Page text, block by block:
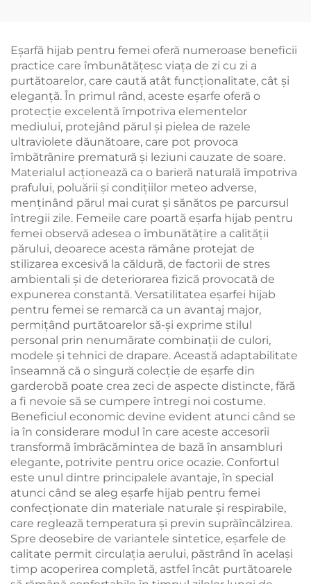
Eșarfă hijab pentru femei oferă numeroase beneficii
practice care îmbunătățesc viața de zi cu zi a
purtătoarelor, care caută atât funcționalitate, cât și
eleganță. În primul rând, aceste eșarfe oferă o
protecție excelentă împotriva elementelor
mediului, protejând părul și pielea de razele
ultraviolete dăunătoare, care pot provoca
îmbătrânire prematură și leziuni cauzate de soare.
Materialul acționează ca o barieră naturală împotriva
prafului, poluării și condițiilor meteo adverse,
menținând părul mai curat și sănătos pe parcursul
întregii zile. Femeile care poartă eșarfa hijab pentru
femei observă adesea o îmbunătățire a calității
părului, deoarece acesta rămâne protejat de
stilizarea excesivă la căldură, de factorii de stres
ambientali și de deteriorarea fizică provocată de
expunerea constantă. Versatilitatea eșarfei hijab
pentru femei se remarcă ca un avantaj major,
permițând purtătoarelor să-și exprime stilul
personal prin nenumărate combinații de culori,
modele și tehnici de drapare. Această adaptabilitate
înseamnă că o singură colecție de eșarfe din
garderobă poate crea zeci de aspecte distincte, fără
a fi nevoie să se cumpere întregi noi costume.
Beneficiul economic devine evident atunci când se
ia în considerare modul în care aceste accesorii
transformă îmbrăcămintea de bază în ansambluri
elegante, potrivite pentru orice ocazie. Confortul
este unul dintre principalele avantaje, în special
atunci când se aleg eșarfe hijab pentru femei
confecționate din materiale naturale și respirabile,
care reglează temperatura și previn suprăîncălzirea.
Spre deosebire de variantele sintetice, eșarfele de
calitate permit circulația aerului, păstrând în același
timp acoperirea completă, astfel încât purtătoarele